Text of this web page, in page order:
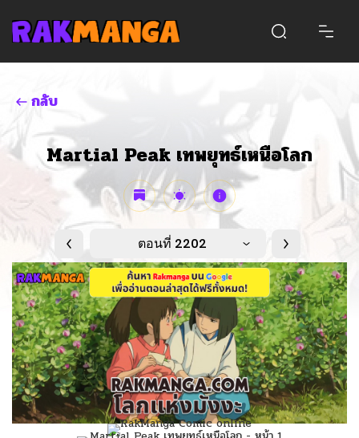
กลับ
Martial Peak เทพยุทธ์เหนือโลก
ตอนที่ 2202